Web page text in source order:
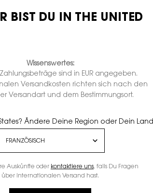
BIST DU IN THE UNITED
Wissenswertes:
sind in EUR angegeben.
Versandkosten richten sich nach den
Versandart und dem Bestimmungsort.
Ändere Deine Region oder Dein Land
Auskünfte oder kontaktiere uns, falls Du Fragen
über internationalen Versand hast.